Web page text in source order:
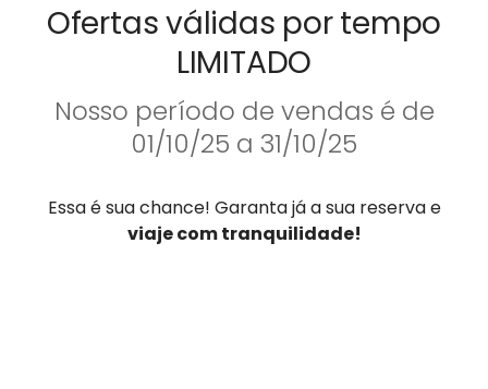
Ofertas válidas por tempo
LIMITADO
Nosso período de vendas é de
01/10/25 a 31/10/25
Essa é sua chance! Garanta já a sua reserva e
viaje com tranquilidade!